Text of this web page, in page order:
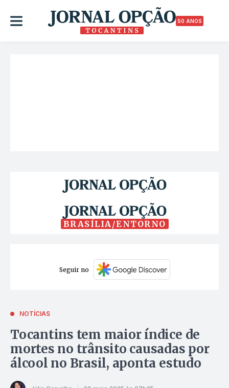
50 ANOS
BRASÍLIA/ENTORNO
Seguir no
NOTÍCIAS
Tocantins tem maior índice de
mortes no trânsito causadas por
álcool no Brasil, aponta estudo